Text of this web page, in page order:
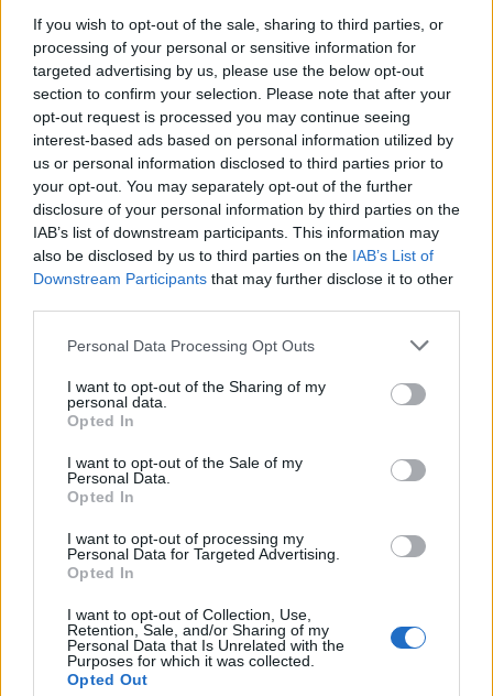
If you wish to opt-out of the sale, sharing to third parties, or
processing of your personal or sensitive information for
targeted advertising by us, please use the below opt-out
section to confirm your selection. Please note that after your
opt-out request is processed you may continue seeing
interest-based ads based on personal information utilized by
us or personal information disclosed to third parties prior to
your opt-out. You may separately opt-out of the further
disclosure of your personal information by third parties on the
IAB’s list of downstream participants. This information may
also be disclosed by us to third parties on the IAB’s List of
Downstream Participants that may further disclose it to other
Personal Data Processing Opt Outs
I want to opt-out of the Sharing of my
personal data.
Opted In
I want to opt-out of the Sale of my
Personal Data.
Opted In
I want to opt-out of processing my
Personal Data for Targeted Advertising.
Opted In
I want to opt-out of Collection, Use,
Retention, Sale, and/or Sharing of my
Personal Data that Is Unrelated with the
Purposes for which it was collected.
Opted Out
LEGNANO
Al via i lavori in centro a Legnano
per il tracciamento degli stalli di
sosta
Doppia seduta di lavoro per il
domenica prossima